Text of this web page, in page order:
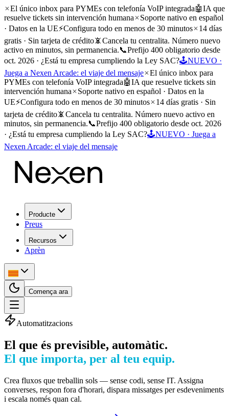
El único inbox para PYMEs con telefonía VoIP integrada🤖IA que
resuelve tickets sin intervención humana
Soporte nativo en español
· Datos en la UE⚡Configura todo en menos de 30 minutos
14 días
gratis · Sin tarjeta de crédito📵Cancela tu centralita. Número nuevo
activo en minutos, sin permanencia.📞Prefijo 400 obligatorio desde
oct. 2026 · ¿Está tu empresa cumpliendo la Ley SAC?🕹️NUEVO ·
Juega a Nexen Arcade: el viaje del mensaje
El único inbox para
PYMEs con telefonía VoIP integrada🤖IA que resuelve tickets sin
intervención humana
Soporte nativo en español · Datos en la
UE⚡Configura todo en menos de 30 minutos
14 días gratis · Sin
tarjeta de crédito📵Cancela tu centralita. Número nuevo activo en
minutos, sin permanencia.📞Prefijo 400 obligatorio desde oct. 2026
· ¿Está tu empresa cumpliendo la Ley SAC?🕹️NUEVO · Juega a
Nexen Arcade: el viaje del mensaje
Producte
Preus
Recursos
Aprèn
Comença ara
Automatitzacions
El que és previsible, automàtic.
El que importa, per al teu equip.
Crea fluxos que treballin sols — sense codi, sense IT. Assigna
converses, respon fora d'horari, dispara missatges per esdeveniments
i escala només quan cal.